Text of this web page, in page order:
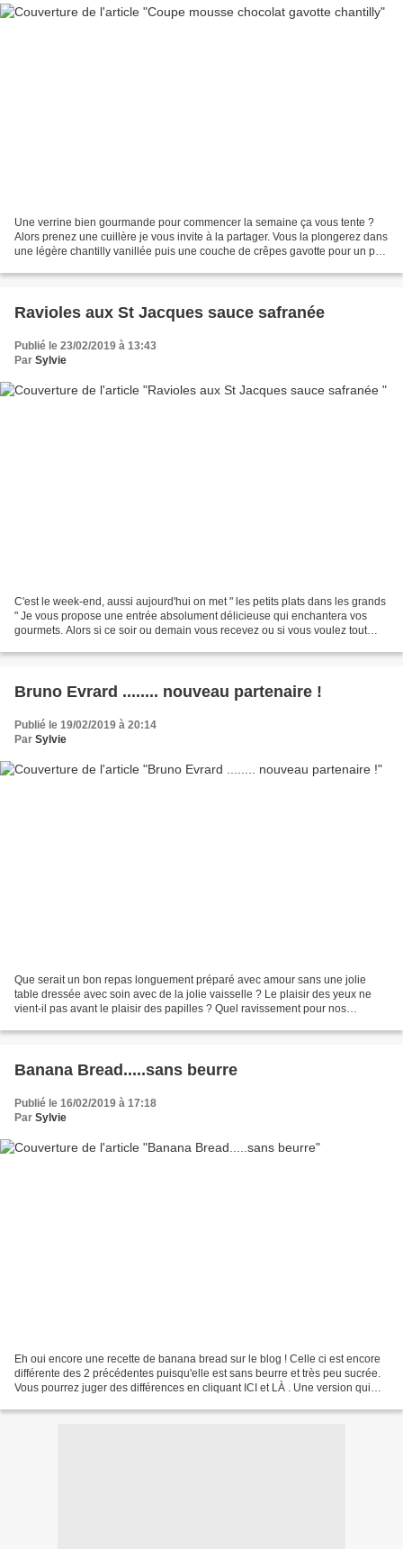
Une verrine bien gourmande pour commencer la semaine ça vous tente ?
Alors prenez une cuillère je vous invite à la partager. Vous la plongerez dans
une légère chantilly vanillée puis une couche de crêpes gavotte pour un peu
Ravioles aux St Jacques sauce safranée
Publié le 23/02/2019 à 13:43
Par Sylvie
C'est le week-end, aussi aujourd'hui on met " les petits plats dans les grands
" Je vous propose une entrée absolument délicieuse qui enchantera vos
gourmets. Alors si ce soir ou demain vous recevez ou si vous voulez tout
Bruno Evrard ........ nouveau partenaire !
Publié le 19/02/2019 à 20:14
Par Sylvie
Que serait un bon repas longuement préparé avec amour sans une jolie
table dressée avec soin avec de la jolie vaisselle ? Le plaisir des yeux ne
vient-il pas avant le plaisir des papilles ? Quel ravissement pour nos
Banana Bread.....sans beurre
Publié le 16/02/2019 à 17:18
Par Sylvie
Eh oui encore une recette de banana bread sur le blog ! Celle ci est encore
différente des 2 précédentes puisqu'elle est sans beurre et très peu sucrée.
Vous pourrez juger des différences en cliquant ICI et LÀ . Une version qui